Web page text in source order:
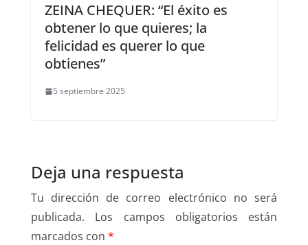
ZEINA CHEQUER: “El éxito es
obtener lo que quieres; la
felicidad es querer lo que
obtienes”
5 septiembre 2025
Deja una respuesta
Tu dirección de correo electrónico no será
publicada.
Los campos obligatorios están
marcados con *